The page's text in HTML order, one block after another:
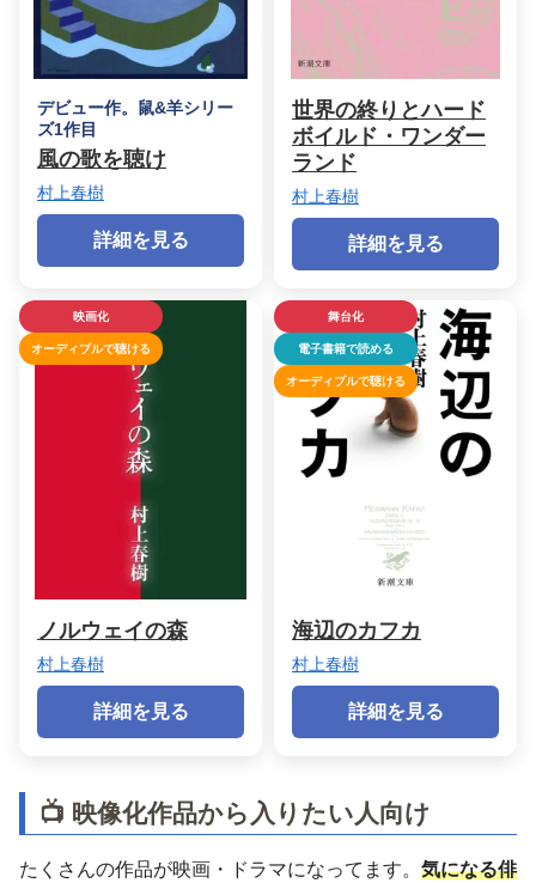
デビュー作。鼠&羊シリー
ズ1作目
風の歌を聴け
村上春樹
詳細を見る
世界の終りとハード
ボイルド・ワンダー
ランド
村上春樹
詳細を見る
映画化
オーディブルで聴ける
ノルウェイの森
村上春樹
詳細を見る
舞台化
電子書籍で読める
オーディブルで聴ける
海辺のカフカ
村上春樹
詳細を見る
📺 映像化作品から入りたい人向け
たくさんの作品が映画・ドラマになってます。 気になる俳